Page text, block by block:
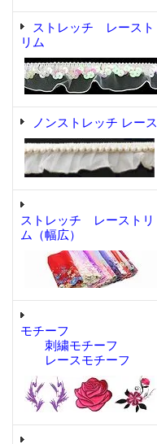
ストレッチ レースト
リム
ノンストレッチ レース
ストレッチ レーストリ
ム（幅広）
モチーフ
刺繍モチーフ
レースモチーフ